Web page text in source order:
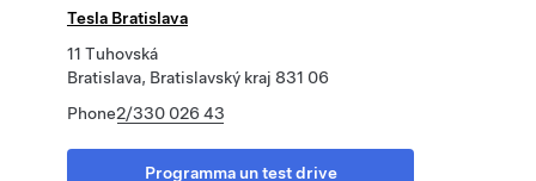
Tesla Bratislava
11 Tuhovská
Bratislava, Bratislavský kraj 831 06
Phone2/330 026 43
Programma un test drive